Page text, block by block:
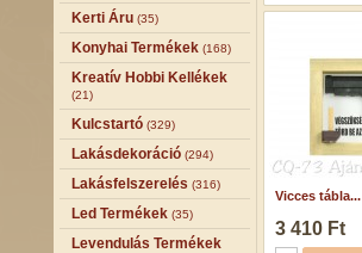
Kerti Áru (35)
Konyhai Termékek (168)
Kreatív Hobbi Kellékek
(21)
Kulcstartó (329)
Lakásdekoráció (294)
Lakásfelszerelés (316)
Led Termékek (35)
Levendulás Termékek
Vicces tábla...
3 410 Ft